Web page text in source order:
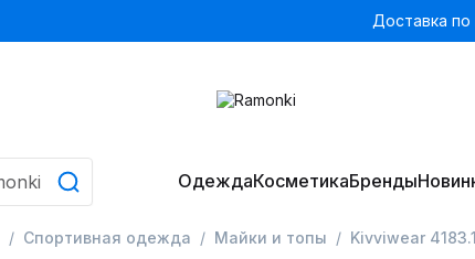
Доставка
ОдеждаКосметикаБренды
Спортивная одежда Майки и топы Kivviwear